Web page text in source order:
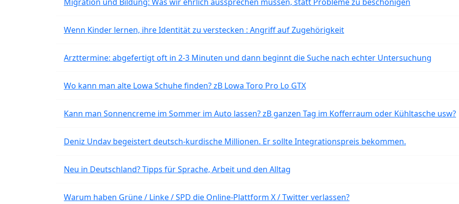
Wenn Kinder lernen, ihre Identität zu verstecken : Angriff auf Zugehörigkeit
Arzttermine: abgefertigt oft in 2-3 Minuten und dann beginnt die Suche nach echter Untersuchung
Wo kann man alte Lowa Schuhe finden? zB Lowa Toro Pro Lo GTX
Kann man Sonnencreme im Sommer im Auto lassen? zB ganzen Tag im Kofferraum oder Kühltasche usw?
Deniz Undav begeistert deutsch-kurdische Millionen. Er sollte Integrationspreis bekommen.
Neu in Deutschland? Tipps für Sprache, Arbeit und den Alltag
Warum haben Grüne / Linke / SPD die Online-Plattform X / Twitter verlassen?